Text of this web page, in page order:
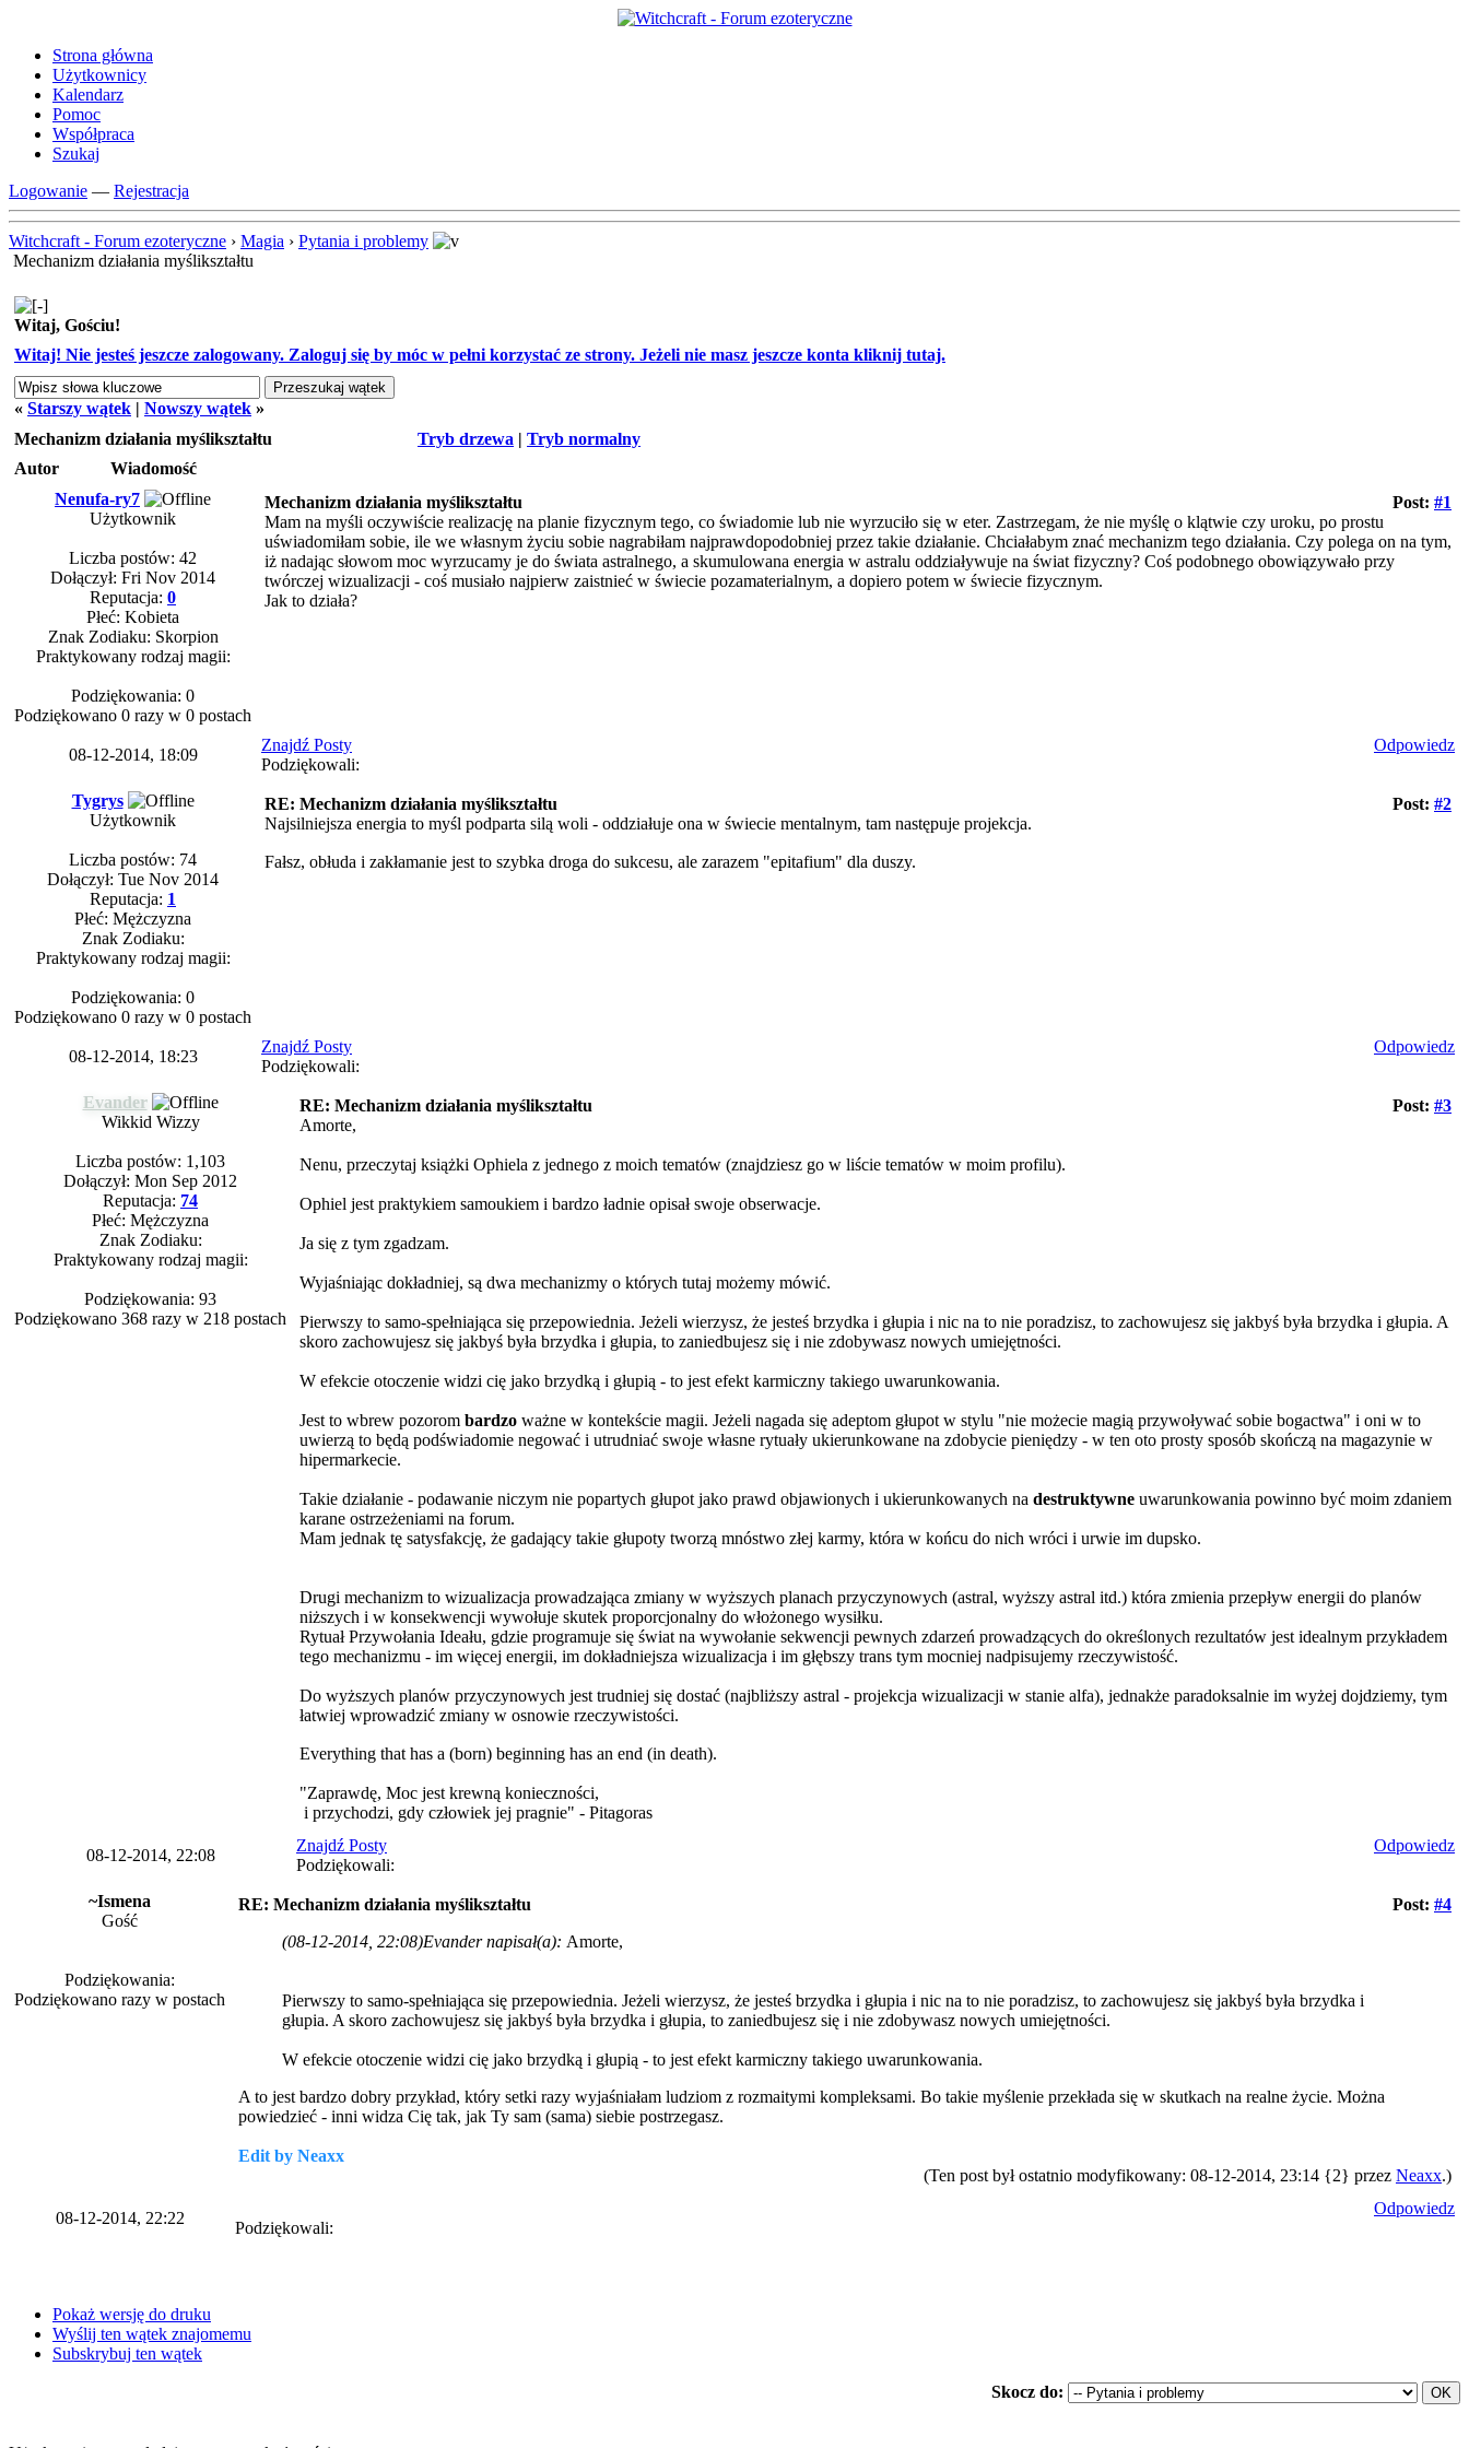
Strona główna
Użytkownicy
Kalendarz
Pomoc
Współpraca
Szukaj
Logowanie — Rejestracja
Witchcraft - Forum ezoteryczne › Magia › Pytania i problemy
Mechanizm działania myślikształtu
Witaj, Gościu!
Witaj! Nie jesteś jeszcze zalogowany. Zaloguj się by móc w pełni korzystać ze strony. Jeżeli nie masz jeszcze konta kliknij tutaj.
« Starszy wątek | Nowszy wątek »
Tryb drzewa | Tryb normalny
Mechanizm działania myślikształtu
Autor
Wiadomość
Nenufa-ry7
Użytkownik
Liczba postów: 42
Dołączył: Fri Nov 2014
Reputacja: 0
Płeć: Kobieta
Znak Zodiaku: Skorpion
Praktykowany rodzaj magii:
Podziękowania: 0
Podziękowano 0 razy w 0 postach
Post: #1
Mechanizm działania myślikształtu
Mam na myśli oczywiście realizację na planie fizycznym tego, co świadomie lub nie wyrzuciło się w eter. Zastrzegam, że nie myślę o klątwie czy uroku, po prostu
uświadomiłam sobie, ile we własnym życiu sobie nagrabiłam najprawdopodobniej przez takie działanie. Chciałabym znać mechanizm tego działania. Czy polega on na tym,
iż nadając słowom moc wyrzucamy je do świata astralnego, a skumulowana energia w astralu oddziaływuje na świat fizyczny? Coś podobnego obowiązywało przy
twórczej wizualizacji - coś musiało najpierw zaistnieć w świecie pozamaterialnym, a dopiero potem w świecie fizycznym.
Jak to działa?
08-12-2014, 18:09
Znajdź Posty
Odpowiedz
Podziękowali:
Tygrys
Użytkownik
Liczba postów: 74
Dołączył: Tue Nov 2014
Reputacja: 1
Płeć: Mężczyzna
Znak Zodiaku:
Praktykowany rodzaj magii:
Podziękowania: 0
Podziękowano 0 razy w 0 postach
Post: #2
RE: Mechanizm działania myślikształtu
Najsilniejsza energia to myśl podparta silą woli - oddziałuje ona w świecie mentalnym, tam następuje projekcja.
Fałsz, obłuda i zakłamanie jest to szybka droga do sukcesu, ale zarazem "epitafium" dla duszy.
08-12-2014, 18:23
Znajdź Posty
Odpowiedz
Podziękowali:
Evander
Wikkid Wizzy
Liczba postów: 1,103
Dołączył: Mon Sep 2012
Reputacja: 74
Płeć: Mężczyzna
Znak Zodiaku:
Praktykowany rodzaj magii:
Podziękowania: 93
Podziękowano 368 razy w 218 postach
Post: #3
RE: Mechanizm działania myślikształtu
Amorte,
Nenu, przeczytaj książki Ophiela z jednego z moich tematów (znajdziesz go w liście tematów w moim profilu).
Ophiel jest praktykiem samoukiem i bardzo ładnie opisał swoje obserwacje.
Ja się z tym zgadzam.
Wyjaśniając dokładniej, są dwa mechanizmy o których tutaj możemy mówić.
Pierwszy to samo-spełniająca się przepowiednia. Jeżeli wierzysz, że jesteś brzydka i głupia i nic na to nie poradzisz, to zachowujesz się jakbyś była brzydka i głupia. A
skoro zachowujesz się jakbyś była brzydka i głupia, to zaniedbujesz się i nie zdobywasz nowych umiejętności.
W efekcie otoczenie widzi cię jako brzydką i głupią - to jest efekt karmiczny takiego uwarunkowania.
Jest to wbrew pozorom bardzo ważne w kontekście magii. Jeżeli nagada się adeptom głupot w stylu "nie możecie magią przywoływać sobie bogactwa" i oni w to
uwierzą to będą podświadomie negować i utrudniać swoje własne rytuały ukierunkowane na zdobycie pieniędzy - w ten oto prosty sposób skończą na magazynie w
hipermarkecie.
Takie działanie - podawanie niczym nie popartych głupot jako prawd objawionych i ukierunkowanych na destruktywne uwarunkowania powinno być moim zdaniem
karane ostrzeżeniami na forum.
Mam jednak tę satysfakcję, że gadający takie głupoty tworzą mnóstwo złej karmy, która w końcu do nich wróci i urwie im dupsko.
Drugi mechanizm to wizualizacja prowadzająca zmiany w wyższych planach przyczynowych (astral, wyższy astral itd.) która zmienia przepływ energii do planów
niższych i w konsekwencji wywołuje skutek proporcjonalny do włożonego wysiłku.
Rytuał Przywołania Ideału, gdzie programuje się świat na wywołanie sekwencji pewnych zdarzeń prowadzących do określonych rezultatów jest idealnym przykładem
tego mechanizmu - im więcej energii, im dokładniejsza wizualizacja i im głębszy trans tym mocniej nadpisujemy rzeczywistość.
Do wyższych planów przyczynowych jest trudniej się dostać (najbliższy astral - projekcja wizualizacji w stanie alfa), jednakże paradoksalnie im wyżej dojdziemy, tym
łatwiej wprowadzić zmiany w osnowie rzeczywistości.
Everything that has a (born) beginning has an end (in death).
"Zaprawdę, Moc jest krewną konieczności,
i przychodzi, gdy człowiek jej pragnie" - Pitagoras
08-12-2014, 22:08
Znajdź Posty
Odpowiedz
Podziękowali:
~Ismena
Gość
Podziękowania:
Podziękowano razy w postach
Post: #4
RE: Mechanizm działania myślikształtu
(08-12-2014, 22:08)Evander napisał(a): Amorte,
Pierwszy to samo-spełniająca się przepowiednia. Jeżeli wierzysz, że jesteś brzydka i głupia i nic na to nie poradzisz, to zachowujesz się jakbyś była brzydka i
głupia. A skoro zachowujesz się jakbyś była brzydka i głupia, to zaniedbujesz się i nie zdobywasz nowych umiejętności.
W efekcie otoczenie widzi cię jako brzydką i głupią - to jest efekt karmiczny takiego uwarunkowania.
A to jest bardzo dobry przykład, który setki razy wyjaśniałam ludziom z rozmaitymi kompleksami. Bo takie myślenie przekłada się w skutkach na realne życie. Można
powiedzieć - inni widza Cię tak, jak Ty sam (sama) siebie postrzegasz.
Edit by Neaxx
(Ten post był ostatnio modyfikowany: 08-12-2014, 23:14 {2} przez Neaxx.)
08-12-2014, 22:22
Odpowiedz
Podziękowali:
Pokaż wersję do druku
Wyślij ten wątek znajomemu
Subskrybuj ten wątek
Skocz do: